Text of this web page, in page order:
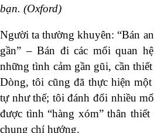
bạn. (Oxford)
Người ta thường khuyên: “Bán
gần” – Bán đi các mối quan
những tình cảm gần gũi, cần
Dòng, tôi cũng đã thực hiện
tự như thế; tôi đánh đổi nhiều
được tình “hàng xóm” thân
chung chí hướng.